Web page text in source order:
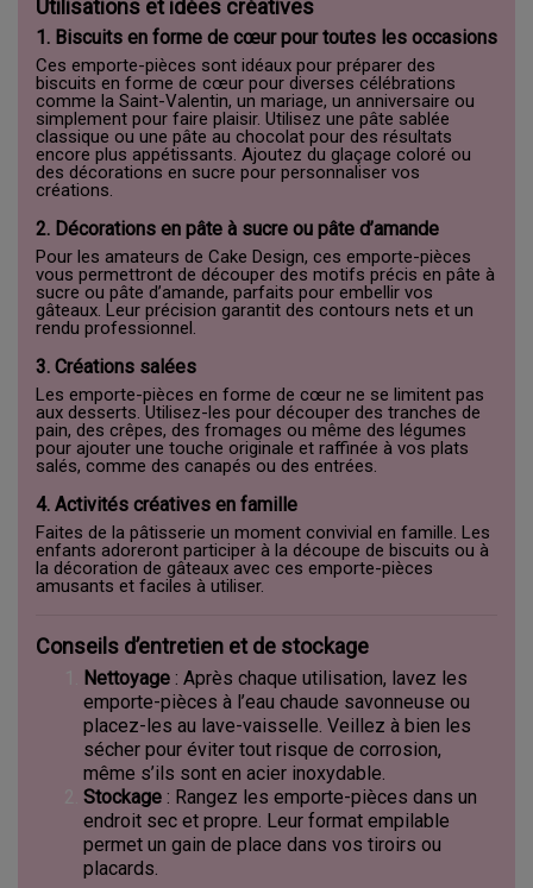
Utilisations et idées créatives
1. Biscuits en forme de cœur pour toutes les occasions
Ces emporte-pièces sont idéaux pour préparer des
biscuits en forme de cœur pour diverses célébrations
comme la Saint-Valentin, un mariage, un anniversaire ou
simplement pour faire plaisir. Utilisez une pâte sablée
classique ou une pâte au chocolat pour des résultats
encore plus appétissants. Ajoutez du glaçage coloré ou
des décorations en sucre pour personnaliser vos
créations.
2. Décorations en pâte à sucre ou pâte d’amande
Pour les amateurs de Cake Design, ces emporte-pièces
vous permettront de découper des motifs précis en pâte à
sucre ou pâte d’amande, parfaits pour embellir vos
gâteaux. Leur précision garantit des contours nets et un
rendu professionnel.
3. Créations salées
Les emporte-pièces en forme de cœur ne se limitent pas
aux desserts. Utilisez-les pour découper des tranches de
pain, des crêpes, des fromages ou même des légumes
pour ajouter une touche originale et raffinée à vos plats
salés, comme des canapés ou des entrées.
4. Activités créatives en famille
Faites de la pâtisserie un moment convivial en famille. Les
enfants adoreront participer à la découpe de biscuits ou à
la décoration de gâteaux avec ces emporte-pièces
amusants et faciles à utiliser.
Conseils d’entretien et de stockage
Nettoyage : Après chaque utilisation, lavez les
emporte-pièces à l’eau chaude savonneuse ou
placez-les au lave-vaisselle. Veillez à bien les
sécher pour éviter tout risque de corrosion,
même s’ils sont en acier inoxydable.
Stockage : Rangez les emporte-pièces dans un
endroit sec et propre. Leur format empilable
permet un gain de place dans vos tiroirs ou
placards.